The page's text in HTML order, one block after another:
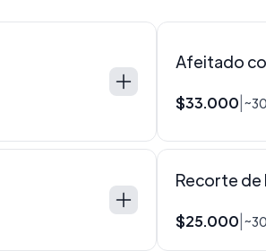
Afeitado
$33.000
Recorte de
$25.000